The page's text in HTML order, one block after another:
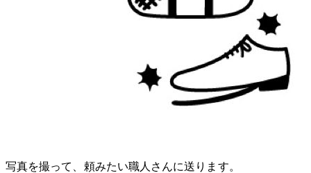
写真を撮って、頼みたい職人さんに送ります。